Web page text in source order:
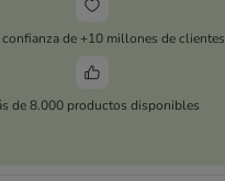
de +10 millones de clientes
de 8.000 productos disponibles